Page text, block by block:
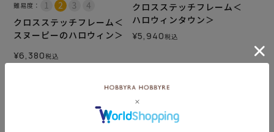
難易度：
クロスステッチフレーム＜
スヌーピーのハロウィン＞
¥6,380税込
クロスステッチフレーム＜
ハロウィンタウン＞
¥5,940税込